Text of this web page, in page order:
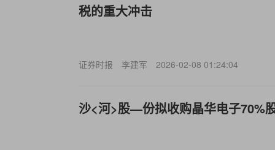
税的重大冲击
证券时报 李建军 2026-02-08 01:24:04
沙<河>股—份拟收购晶华电子70%